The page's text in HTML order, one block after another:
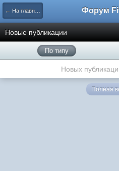
← На главную Форум
Новые публикации
По типу
Новых
Полная